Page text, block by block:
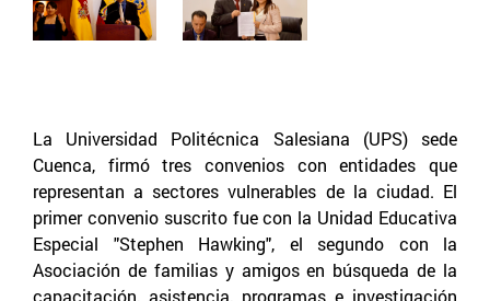
La Universidad Politécnica Salesiana (UPS) sede
Cuenca, firmó tres convenios con entidades que
representan a sectores vulnerables de la ciudad. El
primer convenio suscrito fue con la Unidad Educativa
Especial "Stephen Hawking", el segundo con la
Asociación de familias y amigos en búsqueda de la
capacitación, asistencia, programas e investigación